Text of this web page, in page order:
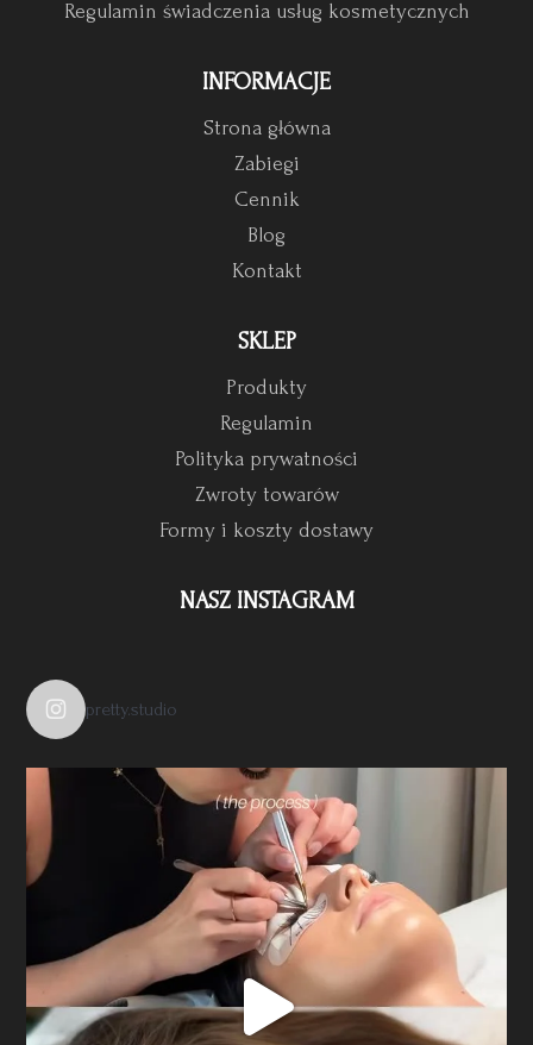
Regulamin świadczenia usług kosmetycznych
INFORMACJE
Strona główna
Zabiegi
Cennik
Blog
Kontakt
SKLEP
Produkty
Regulamin
Polityka prywatności
Zwroty towarów
Formy i koszty dostawy
NASZ INSTAGRAM
pretty.studio